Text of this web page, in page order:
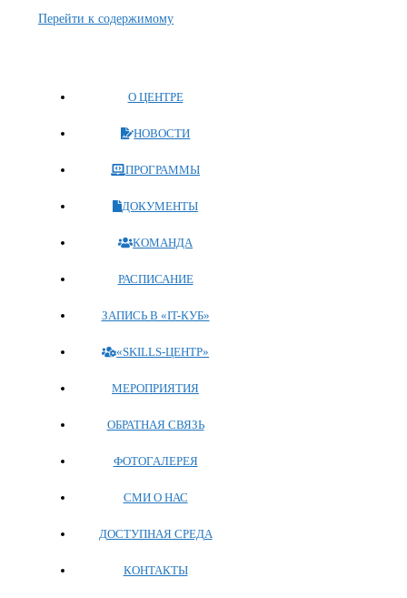
Перейти к содержимому
О ЦЕНТРЕ
НОВОСТИ
ПРОГРАММЫ
ДОКУМЕНТЫ
КОМАНДА
РАСПИСАНИЕ
ЗАПИСЬ В «IT-КУБ»
«SKILLS-ЦЕНТР»
МЕРОПРИЯТИЯ
ОБРАТНАЯ СВЯЗЬ
ФОТОГАЛЕРЕЯ
СМИ О НАС
ДОСТУПНАЯ СРЕДА
КОНТАКТЫ